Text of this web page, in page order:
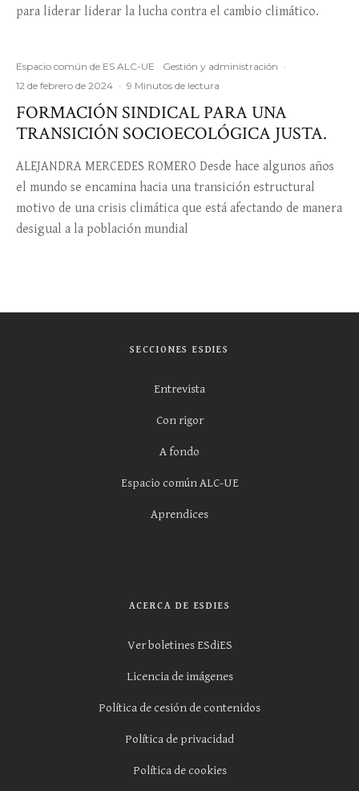
para liderar liderar la lucha contra el cambio climático.
Espacio común de ES ALC-UE Gestión y administración ·
12 de febrero de 2024 · 9 Minutos de lectura
FORMACIÓN SINDICAL PARA UNA
TRANSICIÓN SOCIOECOLÓGICA JUSTA.
ALEJANDRA MERCEDES ROMERO Desde hace algunos años
el mundo se encamina hacia una transición estructural
motivo de una crisis climática que está afectando de manera
desigual a la población mundial
SECCIONES ESDIES
Entrevista
Con rigor
A fondo
Espacio común ALC-UE
Aprendices
ACERCA DE ESDIES
Ver boletines ESdiES
Licencia de imágenes
Política de cesión de contenidos
Política de privacidad
Política de cookies